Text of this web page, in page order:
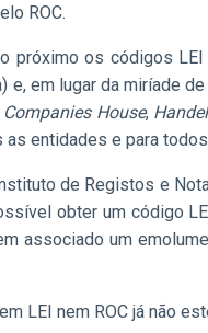
ROC.
próximo os códigos
em lugar da miríade
Companies House,
entidades e para
de Registos e
obter um código
associado um
LEI nem ROC já não